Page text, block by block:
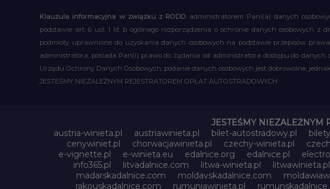
Klauzula informacyjna w związku z RODO administratorem Pani(a) danych
podstawie art. 6 ust. 1 lit. b ogólnego rozporządzenia o ochronie danych osobowych
podmioty uprawnione do uzyskania danych osobowych na podstawie przepisów
administratora, posiada Pan(i) prawo do żądania od administratora dostępu do
Urzędu Ochrony Danych Osobowych, podanie danych osobowych jest dobrowolne,
JESTEŚMY NIEZALEŻNYM REJESTRATOREM OPŁAT AUTOSTRADOWYCH
JESTEŚMY NIEZALEŻNYM
austria-winieta.pl
austriawinieta.pl bilet-autostradowy.pl
cenywiniet.pl
chorwacjawinieta.pl czechy-winieta.pl
e-vignette.pl
e-winieta.eu edalnice.org edalnice.pl
info365.pl
litvadalnice.com litwa-winieta.pl litwawinieta.pl
madarskadalnice.com
moldavskadalnice.com
rakouskadalnice.com
rumuniawinieta.pl